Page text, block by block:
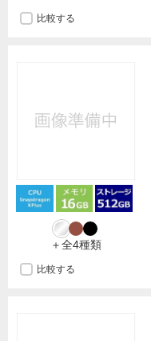
比較する
＋全4種類
比較する